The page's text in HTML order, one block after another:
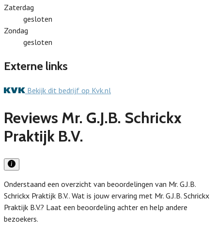
Zaterdag
gesloten
Zondag
gesloten
Externe links
Bekijk dit bedrijf op Kvk.nl
Reviews Mr. G.J.B. Schrickx
Praktijk B.V.
Onderstaand een overzicht van beoordelingen van Mr. G.J.B.
Schrickx Praktijk B.V.. Wat is jouw ervaring met Mr. G.J.B. Schrickx
Praktijk B.V.? Laat een beoordeling achter en help andere
bezoekers.